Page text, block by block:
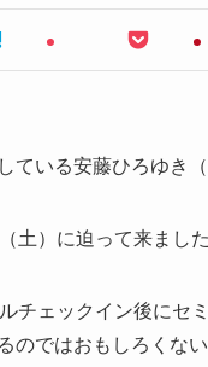
ている安藤ひろゆき（
土）に迫って来ました
チェックイン後にセ
ではおもしろくない